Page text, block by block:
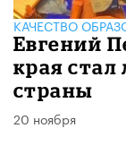
КАЧЕСТВО
Евгений
края
страны
20 ноября